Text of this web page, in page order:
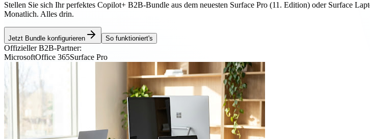
Stellen Sie sich Ihr perfektes Copilot+ B2B-Bundle aus dem neuesten Surface Pro (11. Edition) oder Surface
Monatlich. Alles drin.
Jetzt Bundle konfigurieren So funktioniert's
Offizieller B2B-Partner:
MicrosoftOffice 365Surface Pro